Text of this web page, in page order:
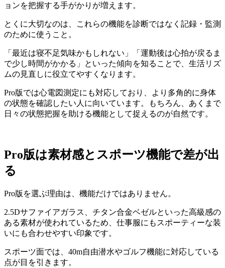
ョンを把握する手がかりが増えます。
とくに大切なのは、これらの機能を診断ではなく記録・監測
のために使うこと。
「最近は寝不足気味かもしれない」「運動後は心拍が戻るま
で少し時間がかかる」といった傾向を知ることで、生活リズ
ムの見直しに役立てやすくなります。
Pro版では心電図測定にも対応しており、より多角的に身体
の状態を確認したい人に向いています。もちろん、あくまで
日々の状態把握を助ける機能として捉えるのが自然です。
Pro版は素材感とスポーツ機能で差が出
る
Pro版を選ぶ理由は、機能だけではありません。
2.5Dサファイアガラス、チタン合金ベゼルといった高級感の
ある素材が使われているため、仕事服にもスポーティーな装
いにも合わせやすい印象です。
スポーツ面では、40m自由潜水やゴルフ機能に対応している
点が目を引きます。